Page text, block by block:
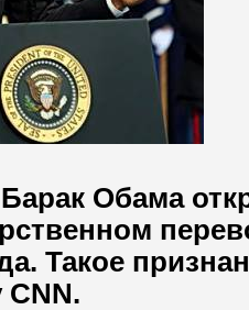
Обама
Такое